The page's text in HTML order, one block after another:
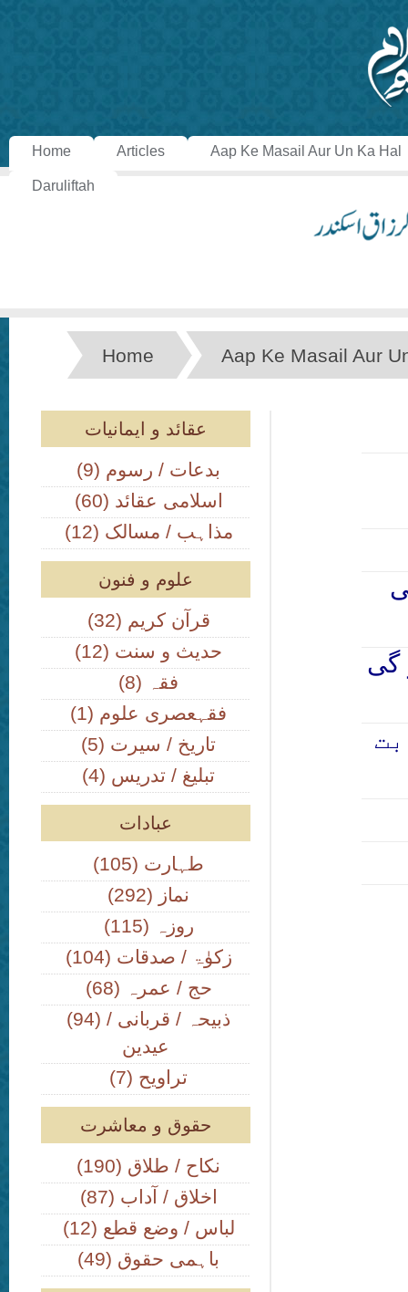
Home Articles Aap Ke Masail Aur Un Ka Hal
Daruliftah
Home Aap Ke Masail Aur
گی
عقائد و ایمانیات
(9) بدعات / رسوم
(60) اسلامی عقائد
(12) مذاہب / مسالک
علوم و فنون
(32) قرآن کریم
(12) حدیث و سنت
(8) فقہ
(1) فقہعصری علوم
(5) تاریخ / سیرت
(4) تبلیغ / تدریس
عبادات
(105) طہارت
(292) نماز
(115) روزہ
(104) زکوٰۃ / صدقات
(68) حج / عمرہ
(94) ذبیحہ / قربانی /
عیدین
(7) تراویح
حقوق و معاشرت
(190) نکاح / طلاق
(87) اخلاق / آداب
(12) لباس / وضع قطع
(49) باہمی حقوق